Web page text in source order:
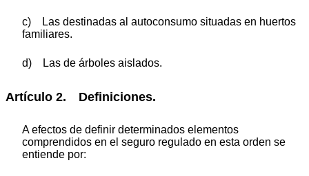
c) Las destinadas al autoconsumo situadas en huertos
familiares.
d) Las de árboles aislados.
Artículo 2. Definiciones.
A efectos de definir determinados elementos
comprendidos en el seguro regulado en esta orden se
entiende por: